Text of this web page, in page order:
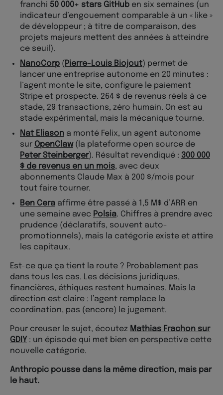
franchi 50 000+ stars GitHub en six semaines (un
indicateur d’engouement comparable à un « like »
de développeur ; à titre de comparaison, des
projets majeurs mettent des années à atteindre
ce seuil).
NanoCorp ( Pierre-Louis Biojout) permet de
lancer une entreprise autonome en 20 minutes :
l’agent monte le site, configure le paiement
Stripe et prospecte. 264 $ de revenus réels à ce
stade, 29 transactions, zéro humain. On est au
stade expérimental, mais la mécanique tourne.
Nat Eliason a monté Felix, un agent autonome
sur OpenClaw(la plateforme open source de
Peter Steinberger). Résultat revendiqué : 300 000
$ de revenus en un mois, avec deux
abonnements Claude Max à 200 $/mois pour
tout faire tourner.
Ben Cera affirme être passé à 1,5 M$ d’ARR en
une semaine avec Polsia. Chiffres à prendre avec
prudence (déclaratifs, souvent auto-
promotionnels), mais la catégorie existe et attire
les capitaux.
Est-ce que ça tient la route ? Probablement pas
dans tous les cas. Les décisions juridiques,
financières, éthiques restent humaines. Mais la
direction est claire : l’agent remplace la
coordination, pas (encore) le jugement.
Pour creuser le sujet, écoutez Mathias Frachon sur
GDIY : un épisode qui met bien en perspective cette
nouvelle catégorie.
Anthropic pousse dans la même direction, mais par
le haut.